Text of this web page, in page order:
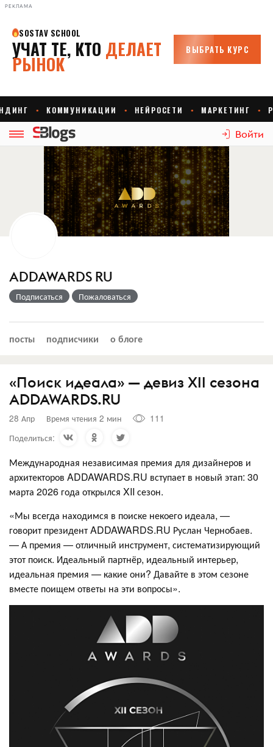
РЕКЛАМА
Войти
ADDAWARDS RU
Подписаться Пожаловаться
посты подписчики о блоге
«Поиск идеала» — девиз XII сезона
ADDAWARDS.RU
28 Апр Время чтения 2 мин
111
Поделиться:
Международная независимая премия для дизайнеров и
архитекторов ADDAWARDS.RU вступает в новый этап: 30
марта 2026 года открылся XII сезон.
«Мы всегда находимся в поиске некоего идеала, —
говорит президент ADDAWARDS.RU Руслан Чернобаев.
— А премия — отличный инструмент, систематизирующий
этот поиск. Идеальный партнёр, идеальный интерьер,
идеальная премия — какие они? Давайте в этом сезоне
вместе поищем ответы на эти вопросы».